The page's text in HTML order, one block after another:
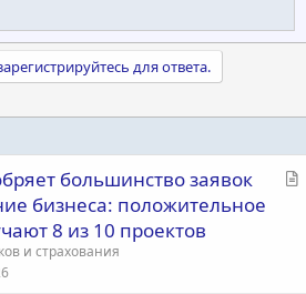
для ответа.
С
большинство заявок
бизнеса: положительное
8 из 10 проектов
и страхования